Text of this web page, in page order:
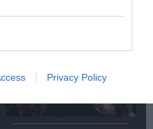
Privacy Policy